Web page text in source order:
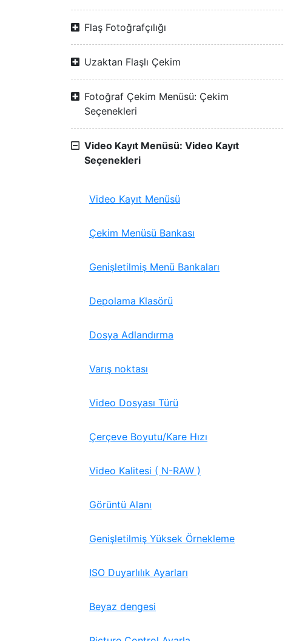
Flaş Fotoğrafçılığı
Uzaktan Flaşlı Çekim
Fotoğraf Çekim Menüsü: Çekim
Seçenekleri
Video Kayıt Menüsü: Video Kayıt
Seçenekleri
Video Kayıt Menüsü
Çekim Menüsü Bankası
Genişletilmiş Menü Bankaları
Depolama Klasörü
Dosya Adlandırma
Varış noktası
Video Dosyası Türü
Çerçeve Boyutu/Kare Hızı
Video Kalitesi ( N-RAW )
Görüntü Alanı
Genişletilmiş Yüksek Örnekleme
ISO Duyarlılık Ayarları
Beyaz dengesi